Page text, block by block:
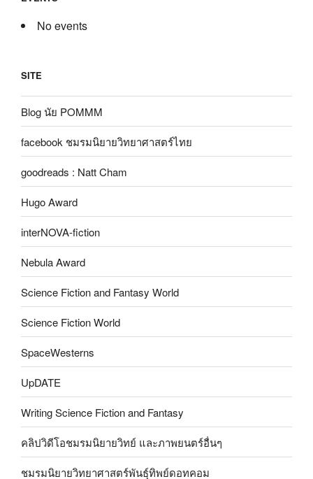
No events
SITE
Blog นัย POMMM
facebook ชมรมนิยายวิทยาศาสตร์ไทย
goodreads : Natt Cham
Hugo Award
interNOVA-fiction
Nebula Award
Science Fiction and Fantasy World
Science Fiction World
SpaceWesterns
UpDATE
Writing Science Fiction and Fantasy
คลิปวิดีโอชมรมนิยายวิทย์ และภาพยนตร์อื่นๆ
ชมรมนิยายวิทยาศาสตร์พันธุ์ทิพย์ดอทคอม